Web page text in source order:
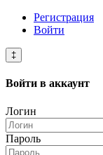
Регистрация
Войти
‡
Войти в аккаунт
Логин
Пароль